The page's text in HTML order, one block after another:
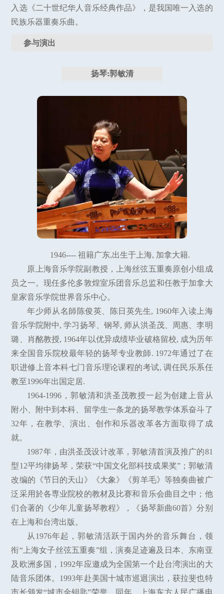
入选《二十世纪华人音乐经典作品》，是我国唯一入选的
民族乐器重奏乐曲。
参与演出
扬琴:郭敏清
1946---- 祖籍广东,出生于上海, 加拿大籍.
原上海音乐学院副教授，上海丝弦五重奏原创小组成
员之一。现任多伦多敦煌室乐团音乐总监和任教于加拿大
皇家音乐学院世界音乐中心。
年少师从名師陈俊英、陈日英先生, 1960年入读上海
音乐学院附中, 学习扬琴、钢琴, 师从洪圣茂、周惠、李明
璐、肖酩教授, 1964年以优异成绩毕业破格留校, 成为历年
来全国音乐院校最年轻的扬琴专业教師. 1972年通过了在
职进修上音本科七门音乐理论课程的考试, 调任民乐系任
教至1996年出国定居.
1964-1996，郭敏清和洪圣茂教授一起为创建上音从
附小、附中到本科、留学生一条龙的扬琴教学体系奋斗了
32年，在教学、演出、创作和乐器改革各方面取得了成
就。
1987年，由洪圣茂设计改革，郭敏清首演及推广的81
型12平均律扬琴，荣获“中国文化部科技成果奖”；郭敏清
改编的《节日的天山》《大象》《剪羊毛》等独奏曲被广
泛采用於各専业院校的教材及比赛和音乐会曲目之中；他
们合著的《少年儿童扬琴教程》，《扬琴新曲60首》分别
在上海和台湾出版。
从1976年起，郭敏清活跃于国内外的音乐舞台，领
衔“上海女子丝弦五重奏”组，演奏足迹遍及日本、东南亚
及欧洲多国，1992年应邀成为全国第一个赴台湾演出的大
陆音乐团体。1993年赴美国十城市巡迴演出，获拉斐也特